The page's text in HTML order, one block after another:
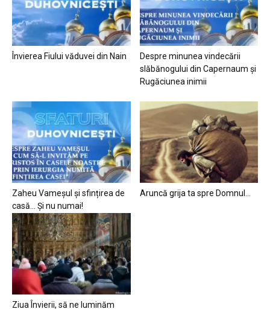
Învierea Fiului văduvei din Nain
Despre minunea vindecării
slăbănogului din Capernaum și
Rugăciunea inimii
Zaheu Vameșul și sfințirea de
casă… Și nu numai!
Aruncă grija ta spre Domnul…
Ziua Învierii, să ne luminăm